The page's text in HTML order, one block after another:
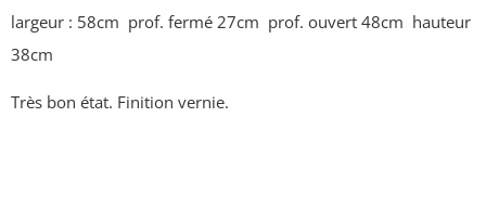
largeur : 58cm prof. fermé 27cm prof. ouvert 48cm hauteur
38cm
Très bon état. Finition vernie.